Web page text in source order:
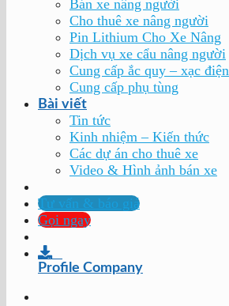
Bán xe nâng người
Cho thuê xe nâng người
Pin Lithium Cho Xe Nâng
Dịch vụ xe cẩu nâng người
Cung cấp ắc quy – xạc điện
Cung cấp phụ tùng
Bài viết
Tin tức
Kinh nhiệm – Kiến thức
Các dự án cho thuê xe
Video & Hình ảnh bán xe
Tư vấn & báo giá
Gọi ngay
Profile Company